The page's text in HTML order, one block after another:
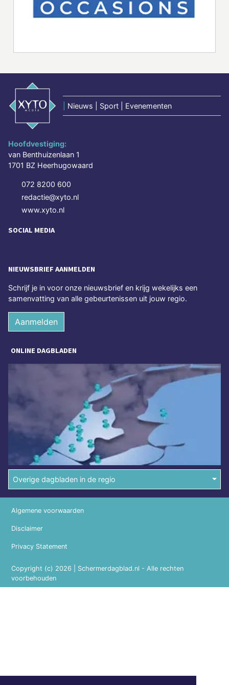
Nieuws | Sport | Evenementen
Hoofdvestiging:
van Benthuizenlaan 1
1701 BZ Heerhugowaard
072 8200 600
redactie@xyto.nl
www.xyto.nl
SOCIAL MEDIA
NIEUWSBRIEF AANMELDEN
Schrijf je in voor onze nieuwsbrief en krijg wekelijks een
samenvatting van alle gebeurtenissen uit jouw regio.
Aanmelden
ONLINE DAGBLADEN
Overige dagbladen in de regio
Copyright (c) 2026 | Schermerdagblad.nl - Alle rechten
voorbehouden
Algemene voorwaarden
Disclaimer
Privacy Statement